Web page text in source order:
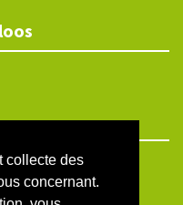
collecte des
concernant.
3359